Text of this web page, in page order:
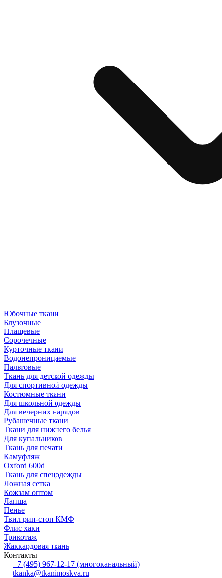
Юбочные ткани
Блузочные
Плащевые
Сорочечные
Курточные ткани
Водонепроницаемые
Пальтовые
Ткань для детской одежды
Для спортивной одежды
Костюмные ткани
Для школьной одежды
Для вечерних нарядов
Рубашечные ткани
Ткани для нижнего белья
Для купальников
Ткань для печати
Камуфляж
Oxford 600d
Ткань для спецодежды
Ложная сетка
Кожзам оптом
Лапша
Пенье
Твил рип-стоп КМФ
Флис хаки
Трикотаж
Жаккардовая ткань
Контакты
+7 (495) 967-12-17 (многоканальный)
tkanka@tkanimoskva.ru